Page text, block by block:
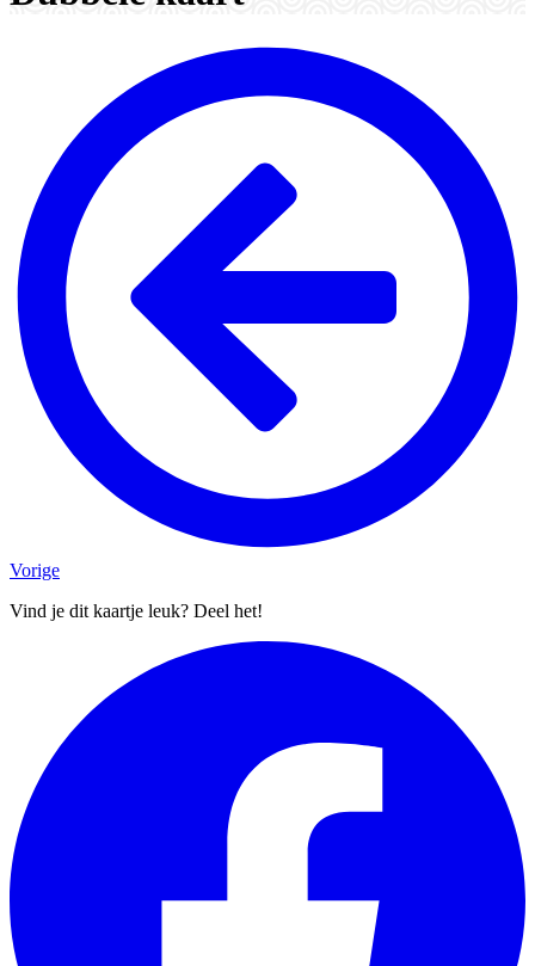
Vorige
Vind je dit kaartje leuk? Deel het!